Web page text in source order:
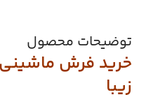
توضیحات محصول
خرید فرش
زیبا